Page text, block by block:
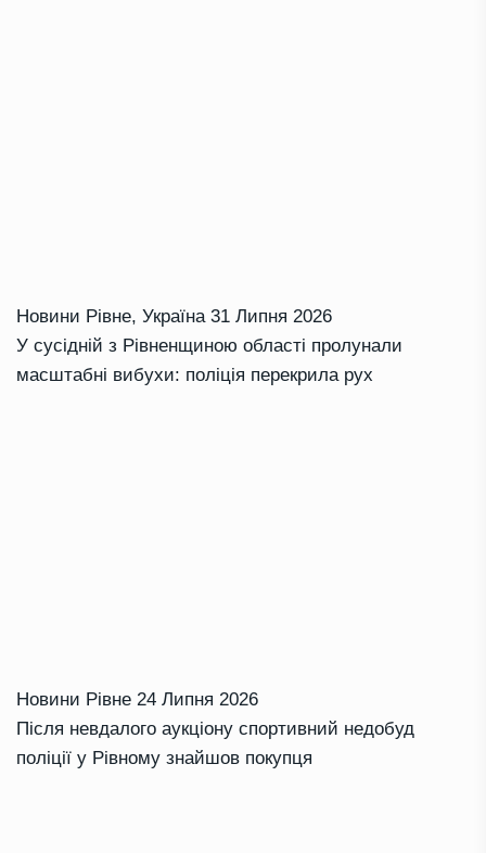
Новини Рівне, Україна 31 Липня 2026
У сусідній з Рівненщиною області пролунали
масштабні вибухи: поліція перекрила рух
Новини Рівне 24 Липня 2026
Після невдалого аукціону спортивний недобуд
поліції у Рівному знайшов покупця